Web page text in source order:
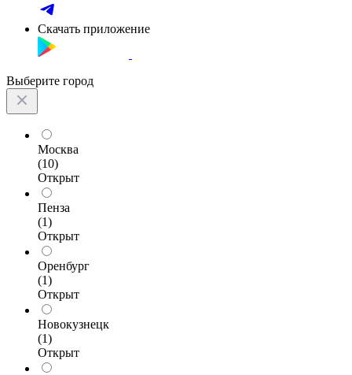
Скачать приложение
Выберите город
Москва
(10)
Открыт
Пенза
(1)
Открыт
Оренбург
(1)
Открыт
Новокузнецк
(1)
Открыт